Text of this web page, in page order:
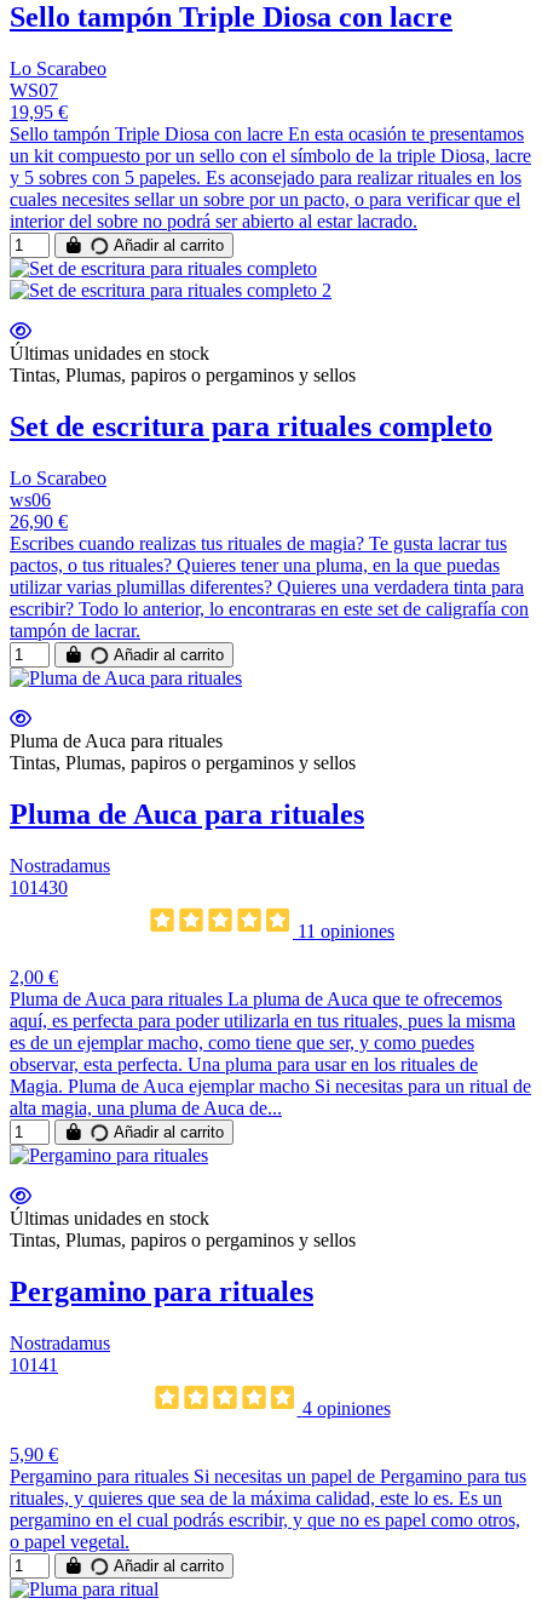
Sello tampón Triple Diosa con lacre
Lo Scarabeo
WS07
19,95 €
Sello tampón Triple Diosa con lacre En esta ocasión te presentamos
un kit compuesto por un sello con el símbolo de la triple Diosa, lacre
y 5 sobres con 5 papeles. Es aconsejado para realizar rituales en los
cuales necesites sellar un sobre por un pacto, o para verificar que el
interior del sobre no podrá ser abierto al estar lacrado.
Añadir al carrito
Últimas unidades en stock
Tintas, Plumas, papiros o pergaminos y sellos
Set de escritura para rituales completo
Lo Scarabeo
ws06
26,90 €
Escribes cuando realizas tus rituales de magia? Te gusta lacrar tus
pactos, o tus rituales? Quieres tener una pluma, en la que puedas
utilizar varias plumillas diferentes? Quieres una verdadera tinta para
escribir? Todo lo anterior, lo encontraras en este set de caligrafía con
tampón de lacrar.
Añadir al carrito
Pluma de Auca para rituales
Tintas, Plumas, papiros o pergaminos y sellos
Pluma de Auca para rituales
Nostradamus
101430
11 opiniones
2,00 €
Pluma de Auca para rituales La pluma de Auca que te ofrecemos
aquí, es perfecta para poder utilizarla en tus rituales, pues la misma
es de un ejemplar macho, como tiene que ser, y como puedes
observar, esta perfecta. Una pluma para usar en los rituales de
Magia. Pluma de Auca ejemplar macho Si necesitas para un ritual de
alta magia, una pluma de Auca de...
Añadir al carrito
Últimas unidades en stock
Tintas, Plumas, papiros o pergaminos y sellos
Pergamino para rituales
Nostradamus
10141
4 opiniones
5,90 €
Pergamino para rituales Si necesitas un papel de Pergamino para tus
rituales, y quieres que sea de la máxima calidad, este lo es. Es un
pergamino en el cual podrás escribir, y que no es papel como otros,
o papel vegetal.
Añadir al carrito